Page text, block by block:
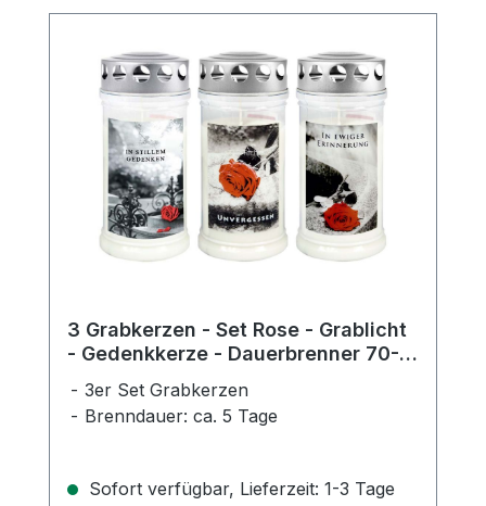
3 Grabkerzen - Set Rose - Grablicht
- Gedenkkerze - Dauerbrenner 70-
3er Set Grabkerzen
Brenndauer: ca. 5 Tage
Sofort verfügbar, Lieferzeit: 1-3 Tage